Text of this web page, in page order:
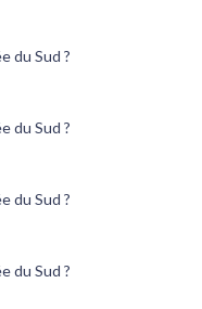
du Sud ?
du Sud ?
du Sud ?
du Sud ?